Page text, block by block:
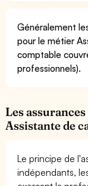
Généralement
pour le métier
comptable
professionnels).
Les
Assistante de
Le principe de
indépendants,